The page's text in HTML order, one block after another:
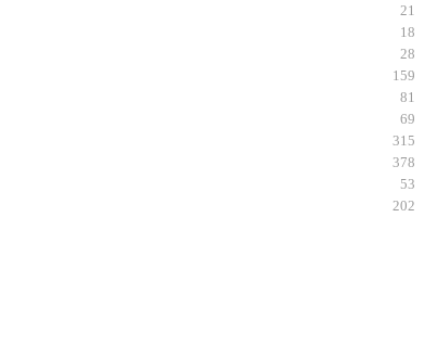
21
18
28
159
81
69
315
378
53
202